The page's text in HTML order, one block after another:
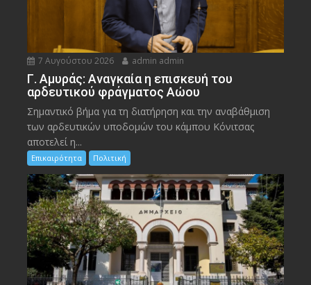
7 Αυγούστου 2026 admin admin
Γ. Αμυράς: Αναγκαία η επισκευή του
αρδευτικού φράγματος Αώου
Σημαντικό βήμα για τη διατήρηση και την αναβάθμιση
των αρδευτικών υποδομών του κάμπου Κόνιτσας
αποτελεί η...
Επικαιρότητα Πολιτική